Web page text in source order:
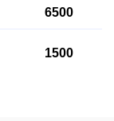
6500
1500